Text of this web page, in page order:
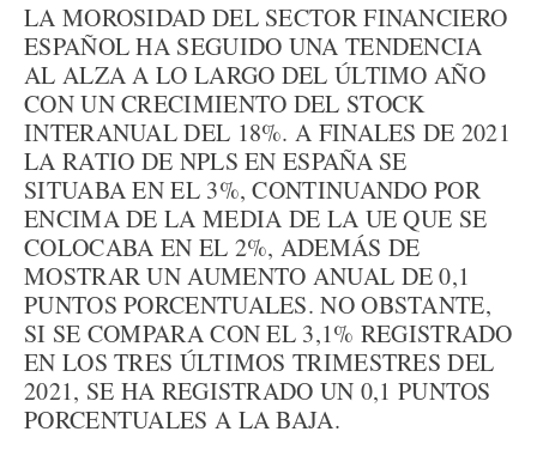
LA MOROSIDAD DEL SECTOR FINANCIERO
ESPAÑOL HA SEGUIDO UNA TENDENCIA
AL ALZA A LO LARGO DEL ÚLTIMO AÑO
CON UN CRECIMIENTO DEL STOCK
INTERANUAL DEL 18%. A FINALES DE 2021
LA RATIO DE NPLS EN ESPAÑA SE
SITUABA EN EL 3%, CONTINUANDO POR
ENCIMA DE LA MEDIA DE LA UE QUE SE
COLOCABA EN EL 2%, ADEMÁS DE
MOSTRAR UN AUMENTO ANUAL DE 0,1
PUNTOS PORCENTUALES. NO OBSTANTE,
SI SE COMPARA CON EL 3,1% REGISTRADO
EN LOS TRES ÚLTIMOS TRIMESTRES DEL
2021, SE HA REGISTRADO UN 0,1 PUNTOS
PORCENTUALES A LA BAJA.